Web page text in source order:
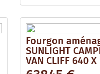
Fourgon
SUNLIGHT
VAN CLIFF 640 X